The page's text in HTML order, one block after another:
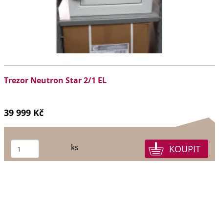
Trezor Neutron Star 2/1 EL
39 999 Kč
ks